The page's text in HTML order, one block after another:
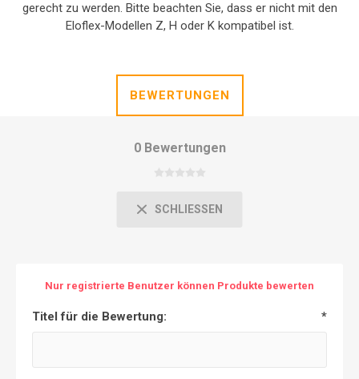
gerecht zu werden. Bitte beachten Sie, dass er nicht mit den
Eloflex-Modellen Z, H oder K kompatibel ist.
BEWERTUNGEN
0 Bewertungen
SCHLIESSEN
Nur registrierte Benutzer können Produkte bewerten
Titel für die Bewertung: *